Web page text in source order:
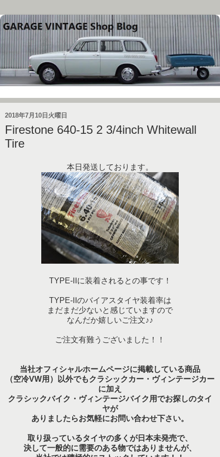
2018年7月10日火曜日
Firestone 640-15 2 3/4inch Whitewall
Tire
本日発送しております。
TYPE-Ⅱに装着されるとの事です！
TYPE-Ⅱのバイアスタイヤ装着率は
まだまだ少ないと感じていますので
なんだか嬉しいご注文♪♪
ご注文有難うございました！！
当社オフィシャルホームページに掲載している商品
（空冷VW用）以外でもクラシックカー・ヴィンテージカー
に加え
クラシックバイク・ヴィンテージバイク用でお探しのタイ
ヤが
ありましたらお気軽にお問い合わせ下さい。
取り扱っているタイヤの多くが日本未発売で、
決して一般的に需要のある物ではありませんが、